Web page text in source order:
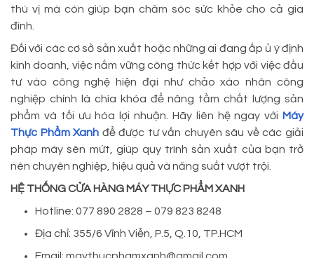
thú vị mà còn giúp bạn chăm sóc sức khỏe cho cả gia
đình.
Đối với các cơ sở sản xuất hoặc những ai đang ấp ủ ý định
kinh doanh, việc nắm vững công thức kết hợp với việc đầu
tư vào công nghệ hiện đại như chảo xào nhân công
nghiệp chính là chìa khóa để nâng tầm chất lượng sản
phẩm và tối ưu hóa lợi nhuận. Hãy liên hệ ngay với Máy
Thực Phẩm Xanh để được tư vấn chuyên sâu về các giải
pháp máy sên mứt, giúp quy trình sản xuất của bạn trở
nên chuyên nghiệp, hiệu quả và năng suất vượt trội.
HỆ THỐNG CỬA HÀNG MÁY THỰC PHẨM XANH
Hotline: 077 890 2828 – 079 823 8248
Địa chỉ: 355/6 Vĩnh Viễn, P.5, Q.10, TP.HCM
Email: maythucphamxanh@gmail.com